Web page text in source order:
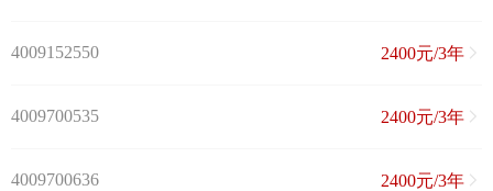
4009152550 2400元/3年
4009700535 2400元/3年
4009700636 2400元/3年